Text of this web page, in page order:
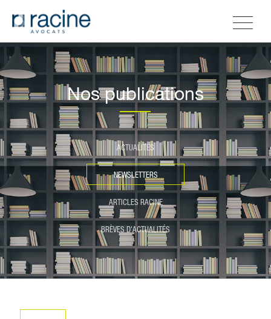
Nos publications
ACTUALITÉS
NEWSLETTERS
ARTICLES RACINE
BRÈVES D'ACTUALITÉS